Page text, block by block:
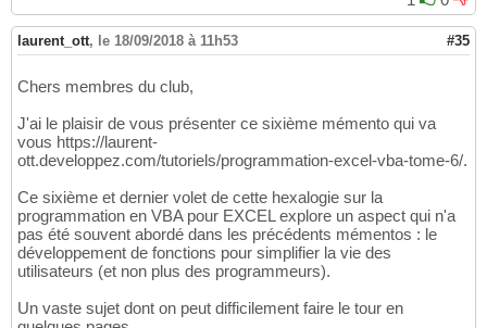
laurent_ott, le 18/09/2018 à 11h53 #35
Chers membres du club,
J'ai le plaisir de vous présenter ce sixième mémento qui va
vous https://laurent-
ott.developpez.com/tutoriels/programmation-excel-vba-tome-6/.
Ce sixième et dernier volet de cette hexalogie sur la
programmation en VBA pour EXCEL explore un aspect qui n'a
pas été souvent abordé dans les précédents mémentos : le
développement de fonctions pour simplifier la vie des
utilisateurs (et non plus des programmeurs).
Un vaste sujet dont on peut difficilement faire le tour en